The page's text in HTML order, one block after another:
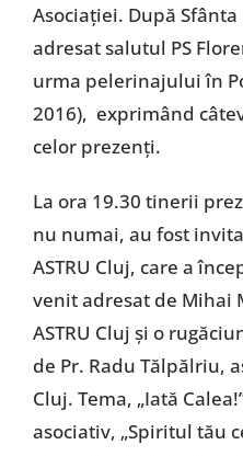
Asociației. După
adresat salutul PS
urma pelerinajului în
2016), exprimând
celor prezenți.
La ora 19.30 tinerii
nu numai, au fost
ASTRU Cluj, care a
venit adresat de Mihai
ASTRU Cluj și o
de Pr. Radu Tălpălriu,
Cluj. Tema, „Iată
asociativ, „Spiritul tău